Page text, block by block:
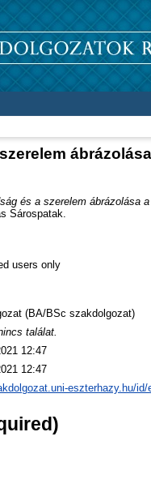
és a szerelem ábrázolása
Sárospatak.
users only
(BA/BSc szakdolgozat)
találat.
12:47
12:47
eszterhazy.hu/id/